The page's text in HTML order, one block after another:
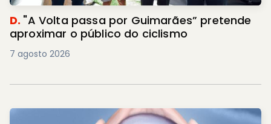
D. "A Volta passa por Guimarães” pretende
aproximar o público do ciclismo
7 agosto 2026